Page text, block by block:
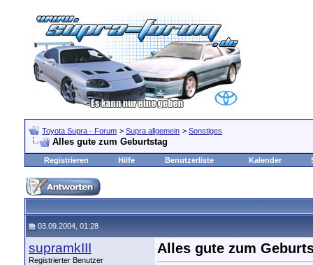
Toyota Supra - Forum > Supra allgemein > Sonstiges
Alles gute zum Geburtstag
Registrieren Hilfe Benutzerliste Kalender
03.09.2004, 01:28
supramkIII
Registrierter Benutzer
Alles gute zum